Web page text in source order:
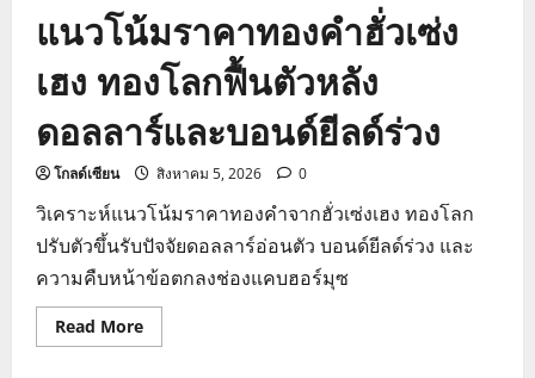
แนวโน้มราคาทองคำฮั่วเซ่ง
เฮง ทองโลกฟื้นตัวหลัง
ดอลลาร์และบอนด์ยีลด์ร่วง
โกลด์เซียน สิงหาคม 5, 2026 0
วิเคราะห์แนวโน้มราคาทองคำจากฮั่วเซ่งเฮง ทองโลก
ปรับตัวขึ้นรับปัจจัยดอลลาร์อ่อนตัว บอนด์ยีลด์ร่วง และ
ความคืบหน้าข้อตกลงช่องแคบฮอร์มุซ
Read MoreRead
more